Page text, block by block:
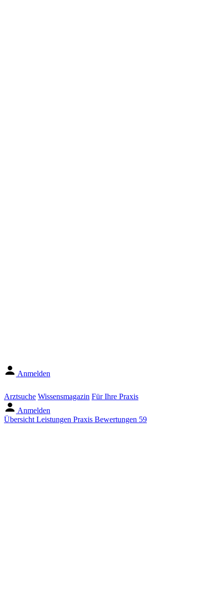
Anmelden
Arztsuche Wissensmagazin Für Ihre Praxis
Anmelden
Übersicht Leistungen Praxis Bewertungen 59